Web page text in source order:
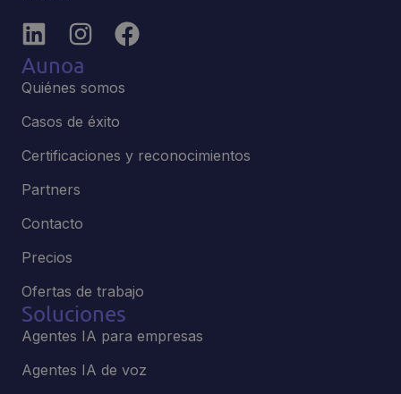
Aunoa
Quiénes somos
Casos de éxito
Certificaciones y reconocimientos
Partners
Contacto
Precios
Ofertas de trabajo
Soluciones
Agentes IA para empresas
Agentes IA de voz